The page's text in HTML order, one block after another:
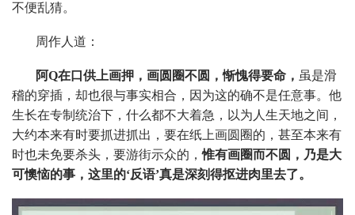
不便乱猜。
周作人道：
阿Q在口供上画押，画圆圈不圆，惭愧得要命， 虽是滑
稽的穿插，却也很与事实相合，因为这的确不是任意事。他
生长在专制统治下，什么都不大着急，以为人生天地之间，
大约本来有时要抓进抓出，要在纸上画圆圈的，甚至本来有
时也未免要杀头，要游街示众的，惟有画圈而不圆，乃是大
可懊恼的事，这里的‘反语’真是深刻得抠进肉里去了。